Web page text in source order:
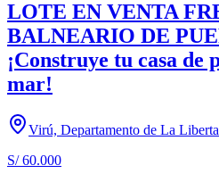
LOTE EN VENTA
BALNEARIO DE
¡Construye tu casa de
mar!
Virú, Departamento de La
S/ 60.000